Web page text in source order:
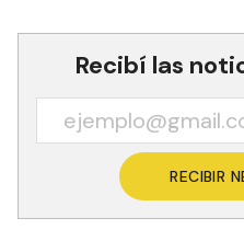
Recibí las
RECIBIR